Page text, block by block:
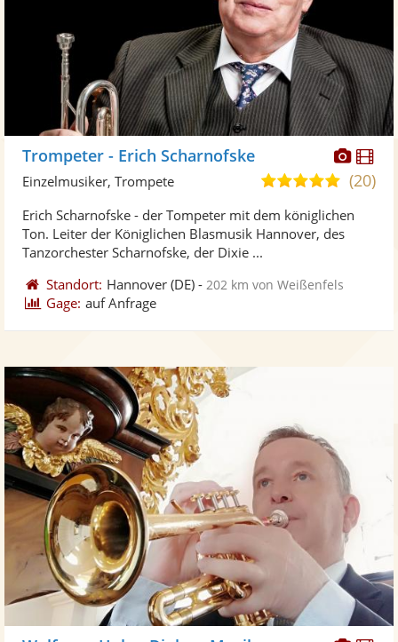
Fotos
Trompeter - Erich Scharnofske
5,0
5
(20)
Einzelmusiker, Trompete
Erich Scharnofske - der Tompeter mit dem königlichen
Ton. Leiter der Königlichen Blasmusik Hannover, des
Tanzorchester Scharnofske, der Dixie ...
Standort: Hannover (DE) - 202 km von Weißenfels
Gage: auf Anfrage